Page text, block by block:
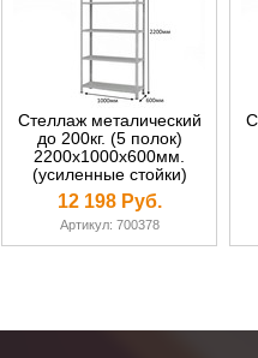
Стеллаж металический
до 200кг. (5 полок)
2200х1000х600мм.
(усиленные стойки)
12 198 Руб.
Артикул: 700378